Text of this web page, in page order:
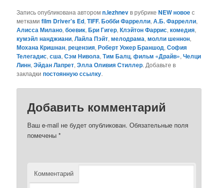
Запись опубликована авторомn.lezhnevв рубрикеNEW новоес
меткамиfilm Driver's Ed,TIFF. Бобби Фаррелли,А.Б. Фаррелли,
Алисса Милано,боевик,Бри Гигер,Клэйтон Фаррис,комедия,
кумэйл нанджиани,Лайла Пэйт,мелодрама,молли шеннон,
Мохана Кришнан,рецензия,Роберт Уокер Браншод,София
Телегадис,сша,Сэм Нивола,Тим Балц,фильм «Драйв»,Челци
Линн,Эйдан Лапрет,Элла Оливия Стиллер. Добавьте в
закладкипостоянную ссылку.
Добавить комментарий
Ваш e-mail не будет опубликован. Обязательные поля
помечены*
Комментарий